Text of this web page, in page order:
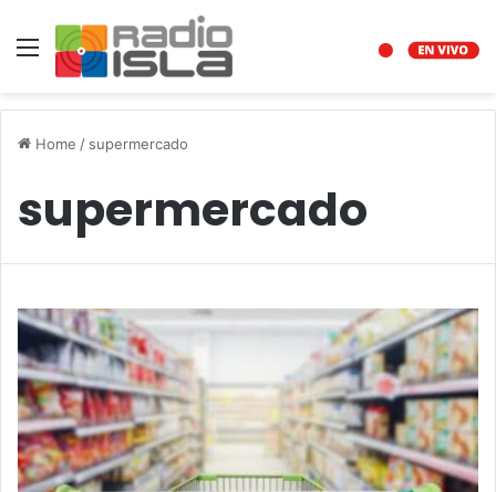
Menu
Home / supermercado
supermercado